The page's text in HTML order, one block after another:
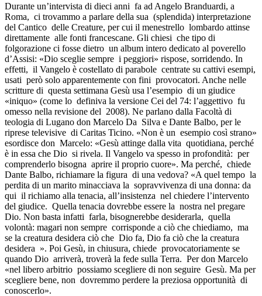
Durante un’intervista di dieci anni fa ad Angelo Branduardi, a
Roma, ci trovammo a parlare della sua (splendida) interpretazione
del Cantico delle Creature, per cui il menestrello lombardo attinse
direttamente alle fonti francescane. Gli chiesi che tipo di
folgorazione ci fosse dietro un album intero dedicato al poverello
d’Assisi: «Dio sceglie sempre i peggiori» rispose, sorridendo. In
effetti, il Vangelo è costellato di parabole centrate su cattivi esempi,
usati però solo apparentemente con fini provocatori. Anche nelle
scritture di questa settimana Gesù usa l’esempio di un giudice
«iniquo» (come lo definiva la versione Cei del 74: l’aggettivo fu
omesso nella revisione del 2008). Ne parlano dalla Facoltà di
teologia di Lugano don Marcelo Da Silva e Dante Balbo, per le
riprese televisive di Caritas Ticino. «Non è un esempio così strano»
esordisce don Marcelo: «Gesù attinge dalla vita quotidiana, perché
è in essa che Dio si rivela. Il Vangelo va spesso in profondità: per
comprenderlo bisogna aprire il proprio cuore». Ma perché, chiede
Dante Balbo, richiamare la figura di una vedova? «A quel tempo la
perdita di un marito minacciava la sopravvivenza di una donna: da
qui il richiamo alla tenacia, all’insistenza nel chiedere l’intervento
del giudice. Quella tenacia dovrebbe essere la nostra nel pregare
Dio. Non basta infatti farla, bisognerebbe desiderarla, quella
volontà: magari non sempre corrisponde a ciò che chiediamo, ma
se la creatura desidera ciò che Dio fa, Dio fa ciò che la creatura
desidera ». Poi Gesù, in chiusura, chiede provocatoriamente se
quando Dio arriverà, troverà la fede sulla Terra. Per don Marcelo
«nel libero arbitrio possiamo scegliere di non seguire Gesù. Ma per
scegliere bene, non dovremmo perdere la preziosa opportunità di
conoscerlo».